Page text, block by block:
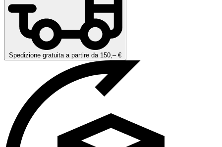
Spedizione gratuita a partire da 150,– €